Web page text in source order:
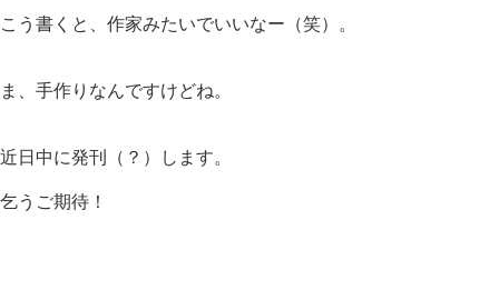
こう書くと、作家みたいでいいなー（笑）。
ま、手作りなんですけどね。
近日中に発刊（？）します。
乞うご期待！